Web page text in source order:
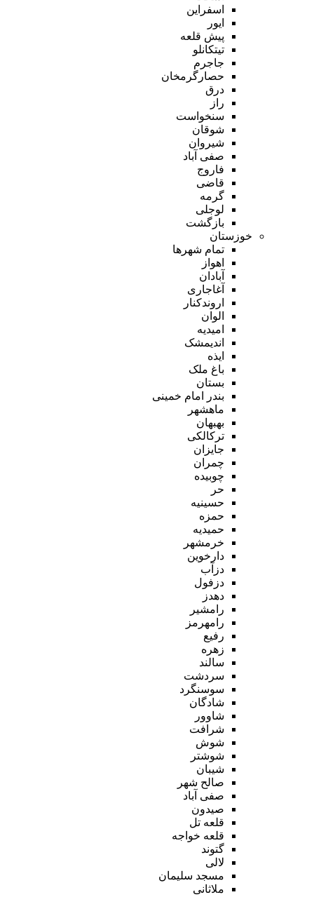
اسفراین
ایور
پیش قلعه
تیتکانلو
جاجرم
حصارگرمخان
درق
راز
سنخواست
شوقان
شیروان
صفی آباد
فاروج
قاضی
گرمه
لوجلی
بازگشت
خوزستان
تمام شهر‌ها
اهواز
آبادان
آغاجاری
اروندکنار
الوان
امیدیه
اندیمشک
ایذه
باغ ملک
بستان
بندر امام خمینی
ماهشهر
بهبهان
ترکالکی
جایزان
چمران
چوبیده
حر
حسینیه
حمزه
حمیدیه
خرمشهر
دارخوین
دزآب
دزفول
دهدز
رامشیر
رامهرمز
رفیع
زهره
سالند
سردشت
سوسنگرد
شادگان
شاوور
شرافت
شوش
شوشتر
شیبان
صالح شهر
صفی آباد
صیدون
قلعه تل
قلعه خواجه
گتوند
لالی
مسجد سلیمان
ملاثانی